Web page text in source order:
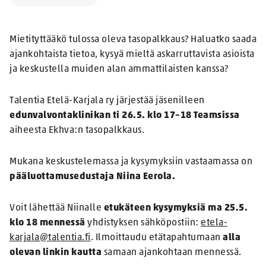
Mietityttääkö tulossa oleva tasopalkkaus? Haluatko saada
ajankohtaista tietoa, kysyä mieltä askarruttavista asioista
ja keskustella muiden alan ammattilaisten kanssa?
Talentia Etelä-Karjala ry järjestää jäsenilleen
edunvalvontaklinikan ti 26.5. klo 17–18 Teamsissa
aiheesta Ekhva:n tasopalkkaus.
Mukana keskustelemassa ja kysymyksiin vastaamassa on
pääluottamusedustaja Niina Eerola.
Voit lähettää Niinalle etukäteen kysymyksiä ma 25.5.
klo 18 mennessä yhdistyksen sähköpostiin: etela-
karjala@talentia.fi. Ilmoittaudu etätapahtumaan alla
olevan linkin kautta samaan ajankohtaan mennessä.